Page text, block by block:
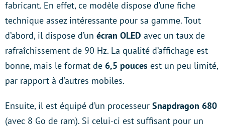
fabricant. En effet, ce modèle dispose d’une fiche
technique assez intéressante pour sa gamme. Tout
d’abord, il dispose d’un écran OLED avec un taux de
rafraîchissement de 90 Hz. La qualité d’affichage est
bonne, mais le format de 6,5 pouces est un peu limité,
par rapport à d’autres mobiles.
Ensuite, il est équipé d’un processeur Snapdragon 680
(avec 8 Go de ram). Si celui-ci est suffisant pour un